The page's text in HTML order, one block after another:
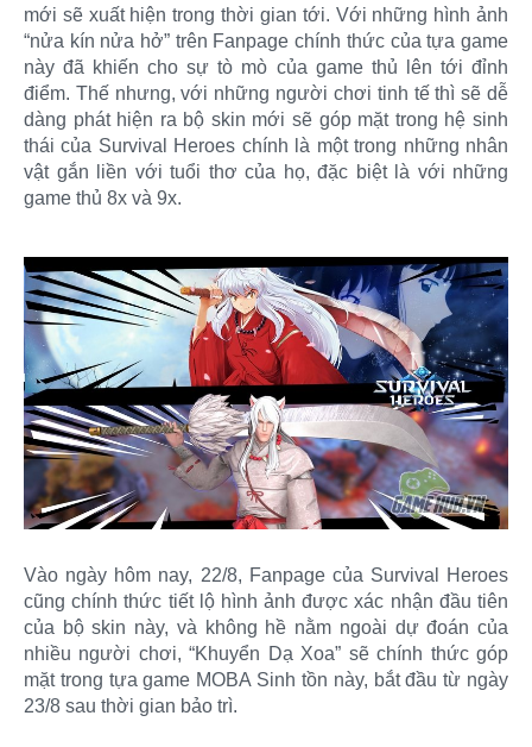
mới sẽ xuất hiện trong thời gian tới. Với những hình ảnh
“nửa kín nửa hở” trên Fanpage chính thức của tựa game
này đã khiến cho sự tò mò của game thủ lên tới đỉnh
điểm. Thế nhưng, với những người chơi tinh tế thì sẽ dễ
dàng phát hiện ra bộ skin mới sẽ góp mặt trong hệ sinh
thái của Survival Heroes chính là một trong những nhân
vật gắn liền với tuổi thơ của họ, đặc biệt là với những
game thủ 8x và 9x.
Vào ngày hôm nay, 22/8, Fanpage của Survival Heroes
cũng chính thức tiết lộ hình ảnh được xác nhận đầu tiên
của bộ skin này, và không hề nằm ngoài dự đoán của
nhiều người chơi, “Khuyển Dạ Xoa” sẽ chính thức góp
mặt trong tựa game MOBA Sinh tồn này, bắt đầu từ ngày
23/8 sau thời gian bảo trì.